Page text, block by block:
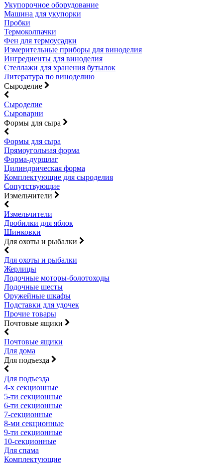
Укупорочное оборудование
Машина для укупорки
Пробки
Термоколпачки
Фен для термоусадки
Измерительные приборы для виноделия
Ингредиенты для виноделия
Стеллажи для хранения бутылок
Литература по виноделию
Сыроделие
Сыроделие
Сыроварни
Формы для сыра
Формы для сыра
Прямоугольная форма
Форма-дуршлаг
Цилиндрическая форма
Комплектующие для сыроделия
Сопутствующие
Измельчители
Измельчители
Дробилки для яблок
Шинковки
Для охоты и рыбалки
Для охоты и рыбалки
Жерлицы
Лодочные моторы-болотоходы
Лодочные шесты
Оружейные шкафы
Подставки для удочек
Прочие товары
Почтовые ящики
Почтовые ящики
Для дома
Для подъезда
Для подъезда
4-х секционные
5-ти секционные
6-ти секционные
7-секционные
8-ми секционные
9-ти секционные
10-секционные
Для спама
Комплектующие